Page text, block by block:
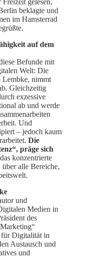
beklagte und
im Hamsterrad
auf dem
Befunde mit
Welt: Die
Lembke, nimmt
Gleichzeitig
exzessive
ab und werde
Und
– jedoch kaum
Die
präge sich
konzentrierte
alle Bereiche,
und
Medien in
des
Digitalität in
Austausch und
und